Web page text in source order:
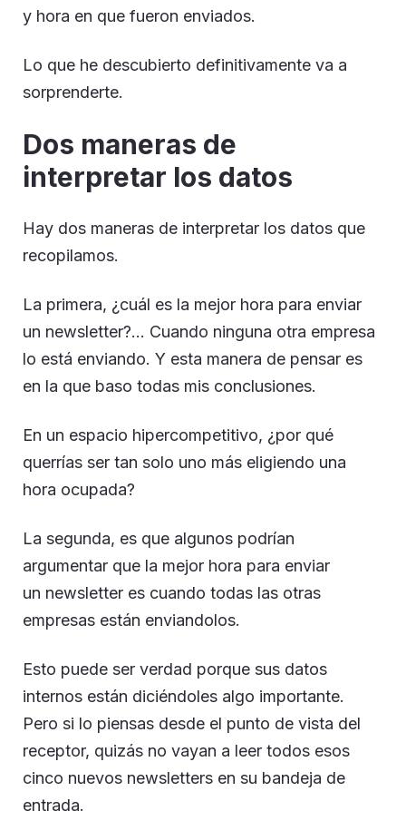
y hora en que fueron enviados.
Lo que he descubierto definitivamente va a
sorprenderte.
Dos maneras de
interpretar los datos
Hay dos maneras de interpretar los datos que
recopilamos.
La primera, ¿cuál es la mejor hora para enviar
un newsletter?… Cuando ninguna otra empresa
lo está enviando. Y esta manera de pensar es
en la que baso todas mis conclusiones.
En un espacio hipercompetitivo, ¿por qué
querrías ser tan solo uno más eligiendo una
hora ocupada?
La segunda, es que algunos podrían
argumentar que la mejor hora para enviar
un newsletter es cuando todas las otras
empresas están enviandolos.
Esto puede ser verdad porque sus datos
internos están diciéndoles algo importante.
Pero si lo piensas desde el punto de vista del
receptor, quizás no vayan a leer todos esos
cinco nuevos newsletters en su bandeja de
entrada.